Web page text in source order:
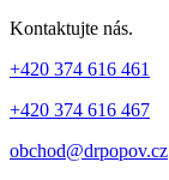
Kontaktujte nás.
+420 374 616 461
+420 374 616 467
obchod@drpopov.cz